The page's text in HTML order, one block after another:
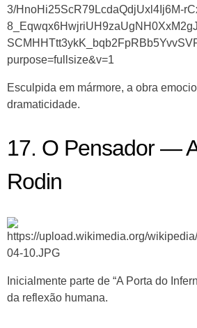
Esculpida em mármore, a obra
dramaticidade.
17. O Pensador —
Rodin
Inicialmente parte de “A Porta do
da reflexão humana.